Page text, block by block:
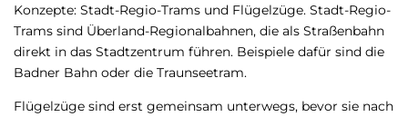
Konzepte: Stadt-Regio-Trams und Flügelzüge. Stadt-Regio-
Trams sind Überland-Regionalbahnen, die als Straßenbahn
direkt in das Stadtzentrum führen. Beispiele dafür sind die
Badner Bahn oder die Traunseetram.
Flügelzüge sind erst gemeinsam unterwegs, bevor sie nach